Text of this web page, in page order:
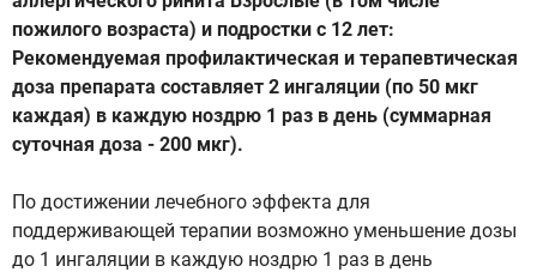
пожилого возраста) и подростки с 12 лет:
Рекомендуемая профилактическая и терапевтическая
доза препарата составляет 2 ингаляции (по 50 мкг
каждая) в каждую ноздрю 1 раз в день (суммарная
суточная доза - 200 мкг).
По достижении лечебного эффекта для
поддерживающей терапии возможно уменьшение дозы
до 1 ингаляции в каждую ноздрю 1 раз в день